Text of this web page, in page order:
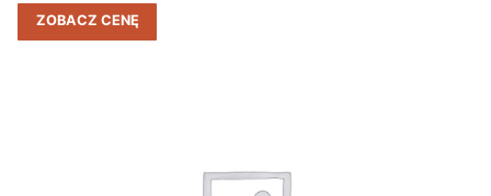
ZOBACZ CENĘ